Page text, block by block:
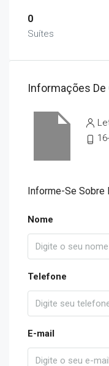
0
Suítes
Informações De
Informe-Se Sobre
Nome
Telefone
E-mail